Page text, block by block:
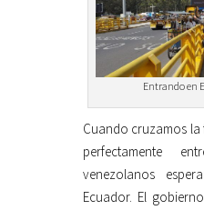
Entrando en
Cuando cruzamos
perfectamente
venezolanos
Ecuador. El